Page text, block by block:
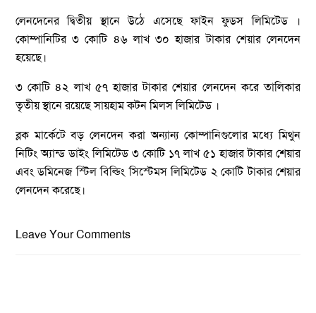
লেনদেনের দ্বিতীয় স্থানে উঠে এসেছে ফাইন ফুডস লিমিটেড ।
কোম্পানিটির ৩ কোটি ৪৬ লাখ ৩০ হাজার টাকার শেয়ার লেনদেন
হয়েছে।
৩ কোটি ৪২ লাখ ৫৭ হাজার টাকার শেয়ার লেনদেন করে তালিকার
তৃতীয় স্থানে রয়েছে সায়হাম কটন মিলস লিমিটেড ।
ব্লক মার্কেটে বড় লেনদেন করা অন্যান্য কোম্পানিগুলোর মধ্যে মিথুন
নিটিং অ্যান্ড ডাইং লিমিটেড ৩ কোটি ১৭ লাখ ৫১ হাজার টাকার শেয়ার
এবং ডমিনেজ স্টিল বিল্ডিং সিস্টেমস লিমিটেড ২ কোটি টাকার শেয়ার
লেনদেন করেছে।
Leave Your Comments